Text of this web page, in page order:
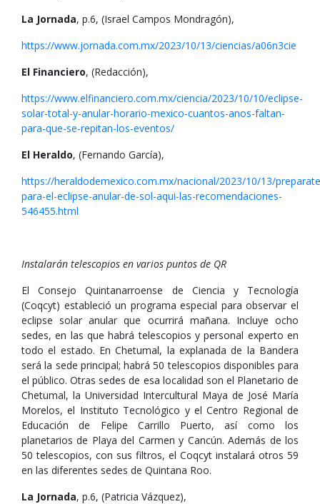
La Jornada, p.6, (Israel Campos Mondragón),
https://www.jornada.com.mx/2023/10/13/ciencias/a06n3cie
El Financiero, (Redacción),
https://www.elfinanciero.com.mx/ciencia/2023/10/10/eclipse-
solar-total-y-anular-horario-mexico-cuantos-anos-faltan-
para-que-se-repitan-los-eventos/
El Heraldo, (Fernando García),
https://heraldodemexico.com.mx/nacional/2023/10/13/
para-el-eclipse-anular-de-sol-aqui-las-recomendaciones-
546455.html
Instalarán telescopios en varios puntos de QR
El Consejo Quintanarroense de Ciencia y Tecnología
(Coqcyt) estableció un programa especial para observar el
eclipse solar anular que ocurrirá mañana. Incluye ocho
sedes, en las que habrá telescopios y personal experto en
todo el estado. En Chetumal, la explanada de la Bandera
será la sede principal; habrá 50 telescopios disponibles para
el público. Otras sedes de esa localidad son el Planetario de
Chetumal, la Universidad Intercultural Maya de José María
Morelos, el Instituto Tecnológico y el Centro Regional de
Educación de Felipe Carrillo Puerto, así como los
planetarios de Playa del Carmen y Cancún. Además de los
50 telescopios, con sus filtros, el Coqcyt instalará otros 59
en las diferentes sedes de Quintana Roo.
La Jornada, p.6, (Patricia Vázquez),